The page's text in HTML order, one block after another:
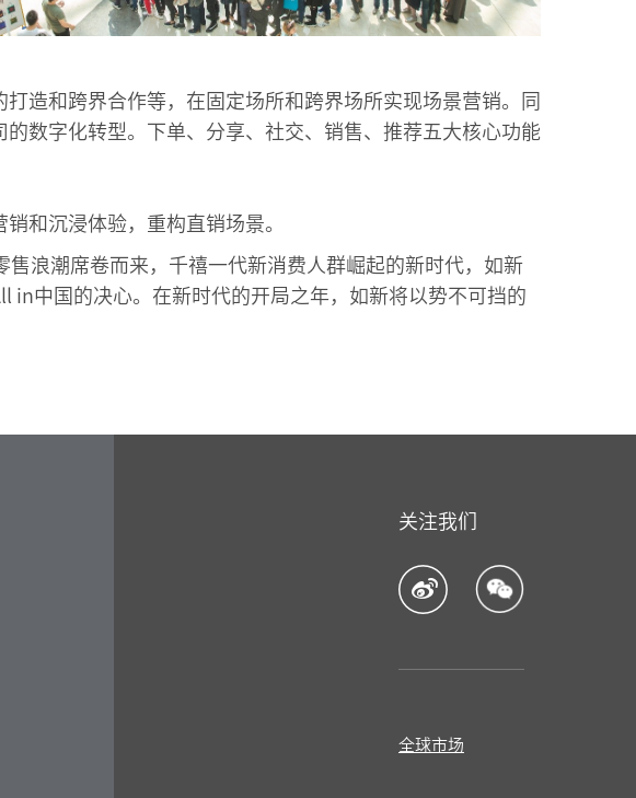
造和跨界合作等，在固定场所和跨界场所实现场景营销。同
数字化转型。下单、分享、社交、销售、推荐五大核心功能
和沉浸体验，重构直销场景。
浪潮席卷而来，千禧一代新消费人群崛起的新时代，如新
中国的决心。在新时代的开局之年，如新将以势不可挡的
关注我们
全球市场